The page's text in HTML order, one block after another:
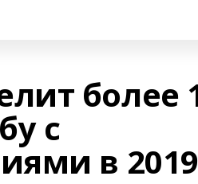
более
с
в